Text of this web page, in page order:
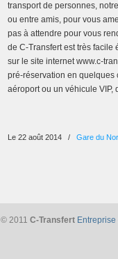
transport de personnes,
ou entre amis, pour vous
pas à attendre pour vous
de C-Transfert est très
sur le site internet www.c-
pré-réservation en quelques
aéroport ou un véhicule VIP,
Le 22 août 2014 / Gare du
© 2011 C-Transfert